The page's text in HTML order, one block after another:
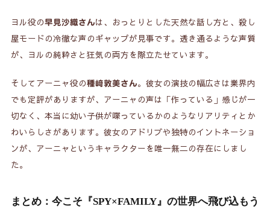
ヨル役の早見沙織さんは、おっとりとした天然な話し方と、殺し
屋モードの冷徹な声のギャップが見事です。透き通るような声質
が、ヨルの純粋さと狂気の両方を際立たせています。
そしてアーニャ役の種﨑敦美さん。彼女の演技の幅広さは業界内
でも定評がありますが、アーニャの声は「作っている」感じが一
切なく、本当に幼い子供が喋っているかのようなリアリティとか
わいらしさがあります。彼女のアドリブや独特のイントネーショ
ンが、アーニャというキャラクターを唯一無二の存在にしまし
た。
まとめ：今こそ『SPY×FAMILY』の世界へ飛び込もう